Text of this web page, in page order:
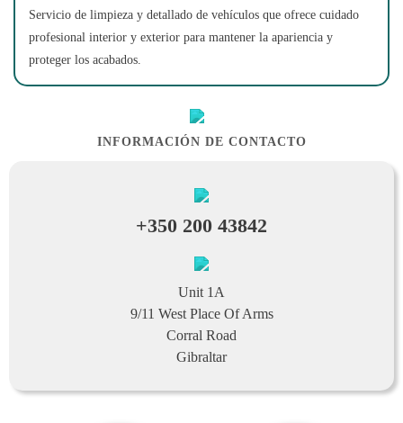
Servicio de limpieza y detallado de vehículos que ofrece cuidado
profesional interior y exterior para mantener la apariencia y
proteger los acabados.
INFORMACIÓN DE CONTACTO
+350 200 43842
Unit 1A
9/11 West Place Of Arms
Corral Road
Gibraltar